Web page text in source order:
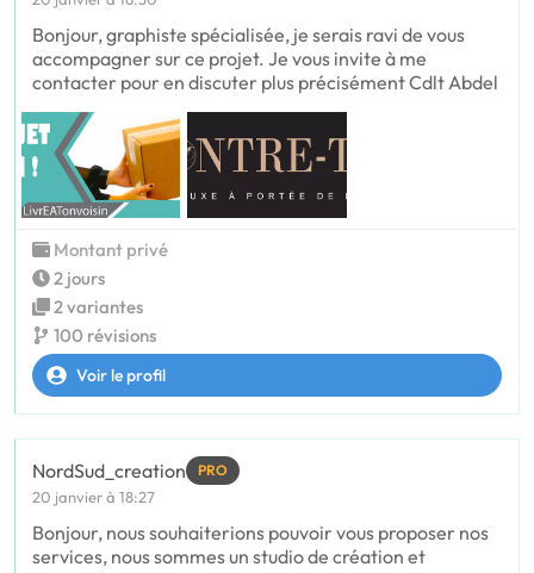
Bonjour, graphiste spécialisée, je serais ravi de vous
accompagner sur ce projet. Je vous invite à me
contacter pour en discuter plus précisément Cdlt Abdel
Montant privé
2 jours
2 variantes
100 révisions
Voir le profil
NordSud_creation PRO
20 janvier à 18:27
Bonjour, nous souhaiterions pouvoir vous proposer nos
services, nous sommes un studio de création et